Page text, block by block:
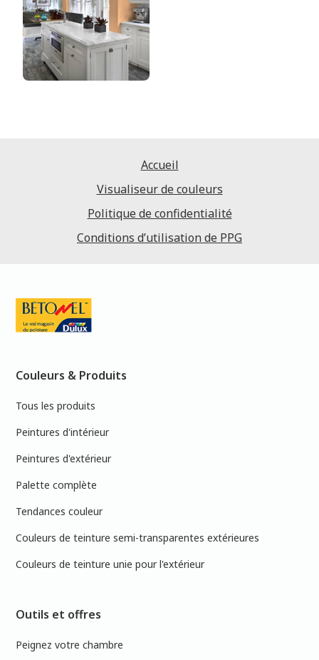
Accueil
Visualiseur de couleurs
Politique de confidentialité
Conditions d’utilisation de PPG
Couleurs & Produits
Tous les produits
Peintures d'intérieur
Peintures d'extérieur
Palette complète
Tendances couleur
Couleurs de teinture semi-transparentes extérieures
Couleurs de teinture unie pour l'extérieur
Outils et offres
Peignez votre chambre